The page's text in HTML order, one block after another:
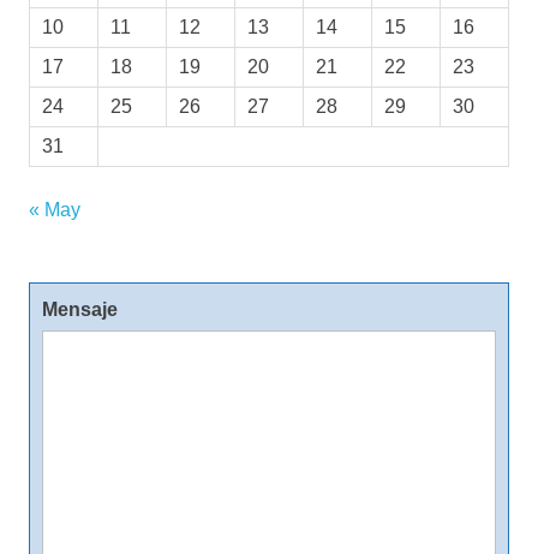
10
11 12 13 14 15
16
17
18 19 20 21 22
23
24
25 26 27 28 29
30
31
« May
Mensaje